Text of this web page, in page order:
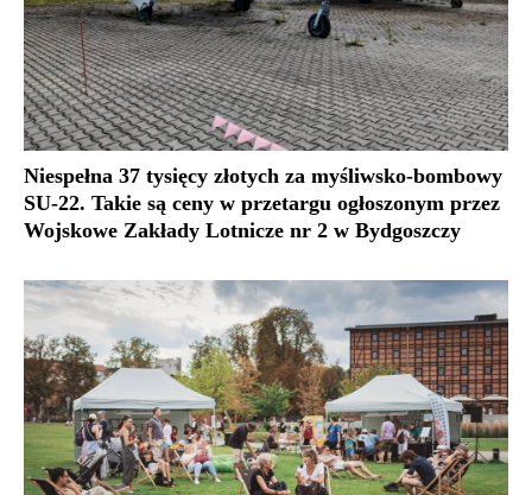
Niespełna 37 tysięcy złotych za myśliwsko-bombowy
SU-22. Takie są ceny w przetargu ogłoszonym przez
Wojskowe Zakłady Lotnicze nr 2 w Bydgoszczy